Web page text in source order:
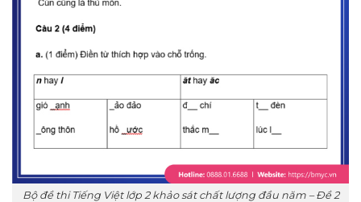
Bộ đề thi Tiếng Việt lớp 2 khảo sát chất lượng đầu năm – Đề 2